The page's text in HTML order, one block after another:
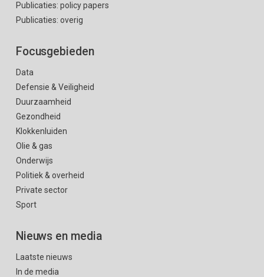
Publicaties: policy papers
Publicaties: overig
Focusgebieden
Data
Defensie & Veiligheid
Duurzaamheid
Gezondheid
Klokkenluiden
Olie & gas
Onderwijs
Politiek & overheid
Private sector
Sport
Nieuws en media
Laatste nieuws
In de media